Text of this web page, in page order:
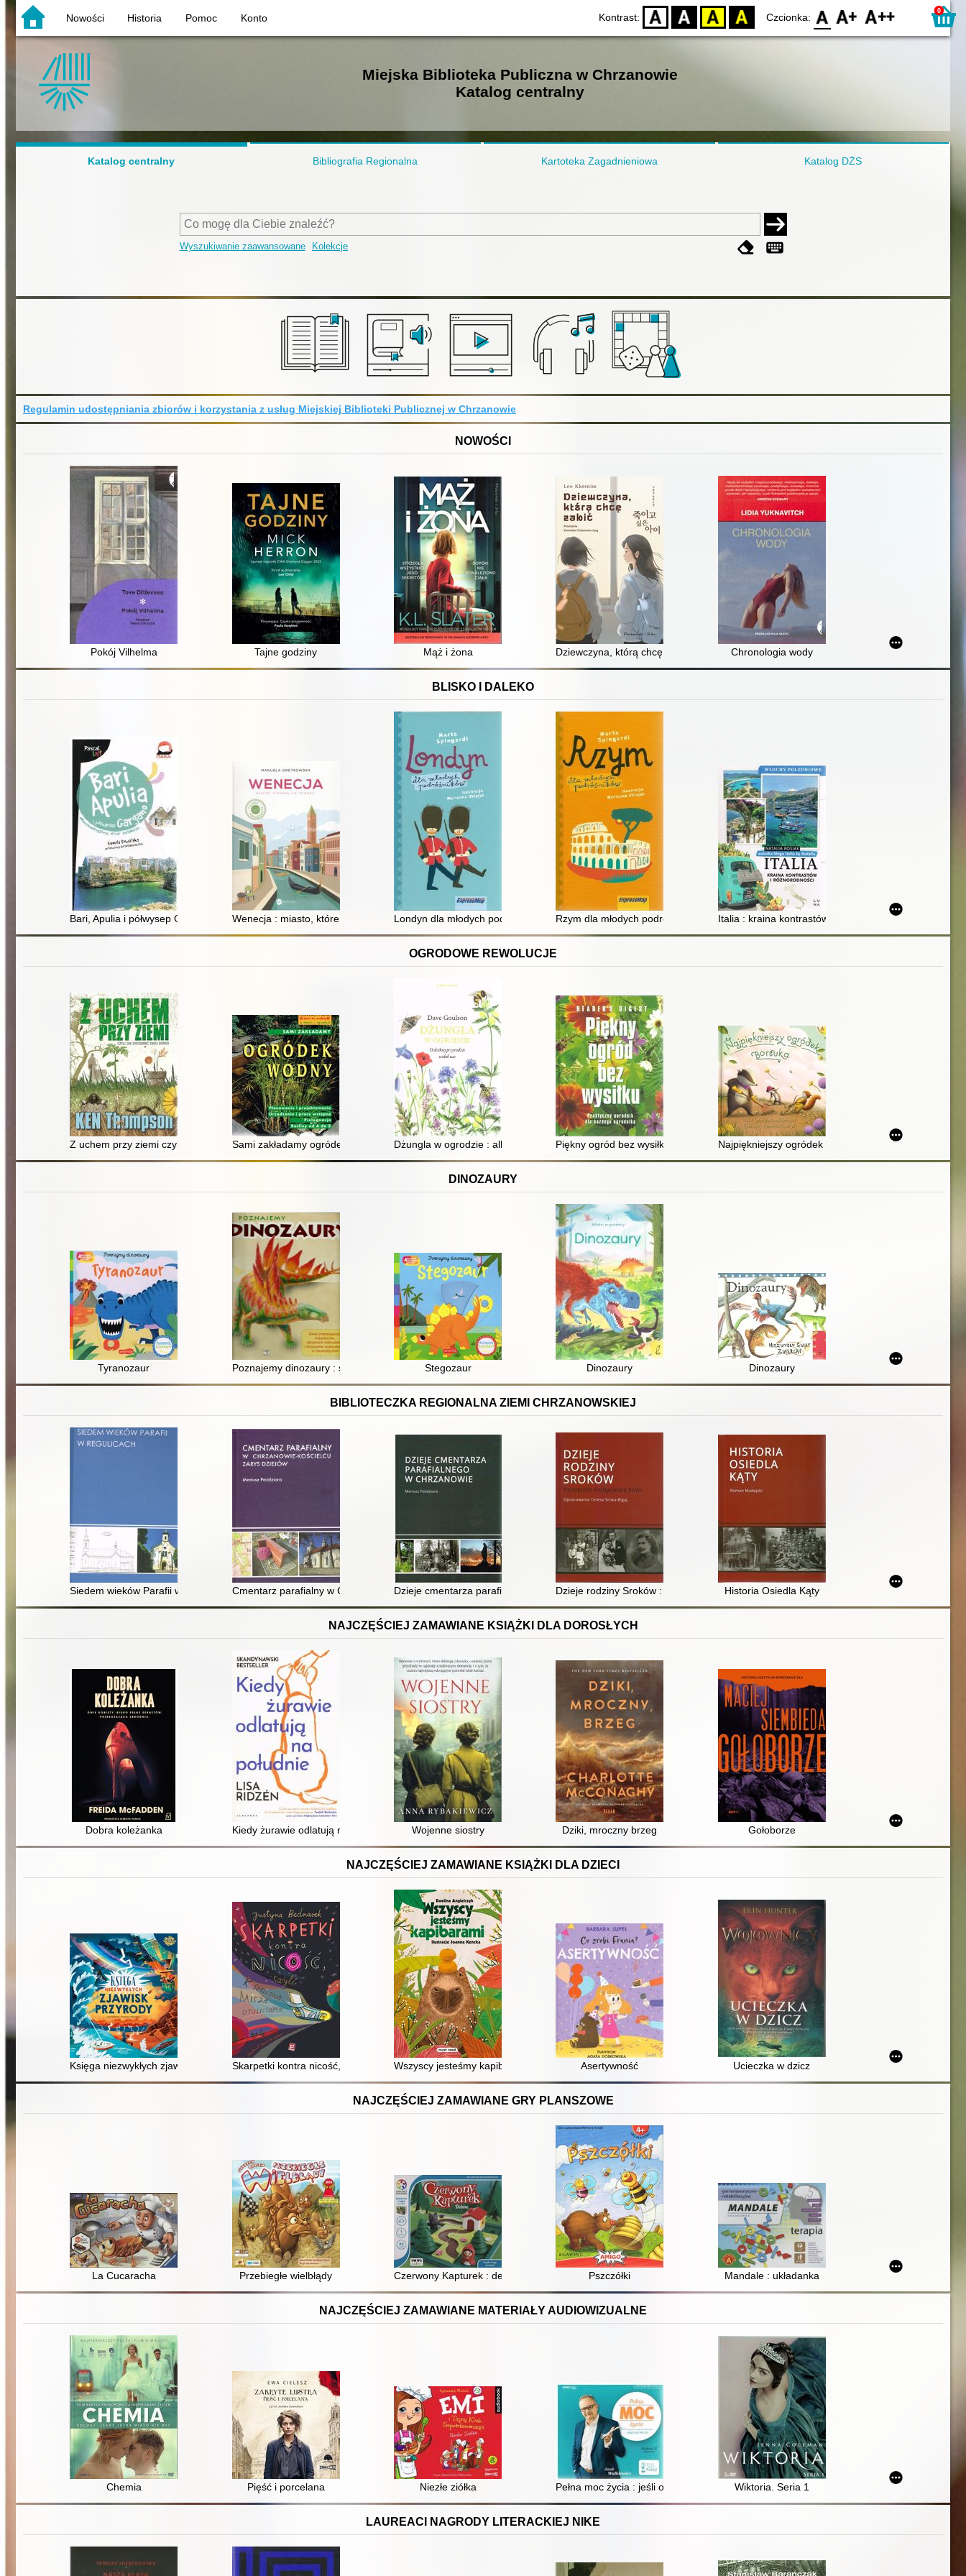
Nowości Historia Pomoc Konto Kontrast: D BW YB BY Czcionka: F0 F1 F2 0
Miejska Biblioteka Publiczna w Chrzanowie
Katalog centralny
Katalog centralny Bibliografia Regionalna Kartoteka Zagadnieniowa Katalog DŻS
Wyszukiwanie zaawansowane Kolekcje
Regulamin udostępniania zbiorów i korzystania z usług Miejskiej Biblioteki Publicznej w Chrzanowie
NOWOŚCI
Pokój Vilhelma Tajne godziny Mąż i żona Dziewczyna, którą chcę zabić Chronologia wody
BLISKO I DALEKO
Bari, Apulia i półwysep Gargano Wenecja : miasto, któremu się powodziLondyn dla młodych podróżników Rzym dla młodych podróżników Italia : kraina kontrastów i różnorodności : Włochy
OGRODOWE REWOLUCJE
Z uchem przy ziemi czyli jak zrozumieć swój ogródSami zakładamy ogródek wodny Dżungla w ogrodzie : albo ogrodnictwo na ratunek planeciePiękny ogród bez wysiłku : praktyczny poradnik dla każdego ogrodnika
Najpiękniejszy ogródek Borsuka
DINOZAURY
Tyranozaur Poznajemy dinozaury : świat przerażających mięsożerców, olbrzymich roślinożerców i dinozaurów wyposażonych w niezwykłą broń
Stegozaur Dinozaury Dinozaury
BIBLIOTECZKA REGIONALNA ZIEMI CHRZANOWSKIEJ
Siedem wieków Parafii w RegulicachCmentarz parafialny w Chrzanowie-Kościelcu : zarys dziejów
Dzieje cmentarza parafialnego w ChrzanowieDzieje rodziny Sroków : pamiętniki Ferdynanda Sroki
Historia Osiedla Kąty
NAJCZĘŚCIEJ ZAMAWIANE KSIĄŻKI DLA DOROSŁYCH
Dobra koleżanka Kiedy żurawie odlatują na południe Wojenne siostry Dziki, mroczny brzeg Gołoborze
NAJCZĘŚCIEJ ZAMAWIANE KSIĄŻKI DLA DZIECI
Księga niezwykłych zjawisk przyrodySkarpetki kontra nicość, czyli kosmiczna misja otulistópek
Wszyscy jesteśmy kapibarami Asertywność Ucieczka w dzicz
NAJCZĘŚCIEJ ZAMAWIANE GRY PLANSZOWE
La Cucaracha Przebiegłe wielbłądy Czerwony Kapturek : deluxe Pszczółki Mandale : układanka
NAJCZĘŚCIEJ ZAMAWIANE MATERIAŁY AUDIOWIZUALNE
Chemia Pięść i porcelana Niezłe ziółka Pełna moc życia : jeśli o czymś w życiu marzysz - sięgnij po to
Wiktoria. Seria 1
LAUREACI NAGRODY LITERACKIEJ NIKE